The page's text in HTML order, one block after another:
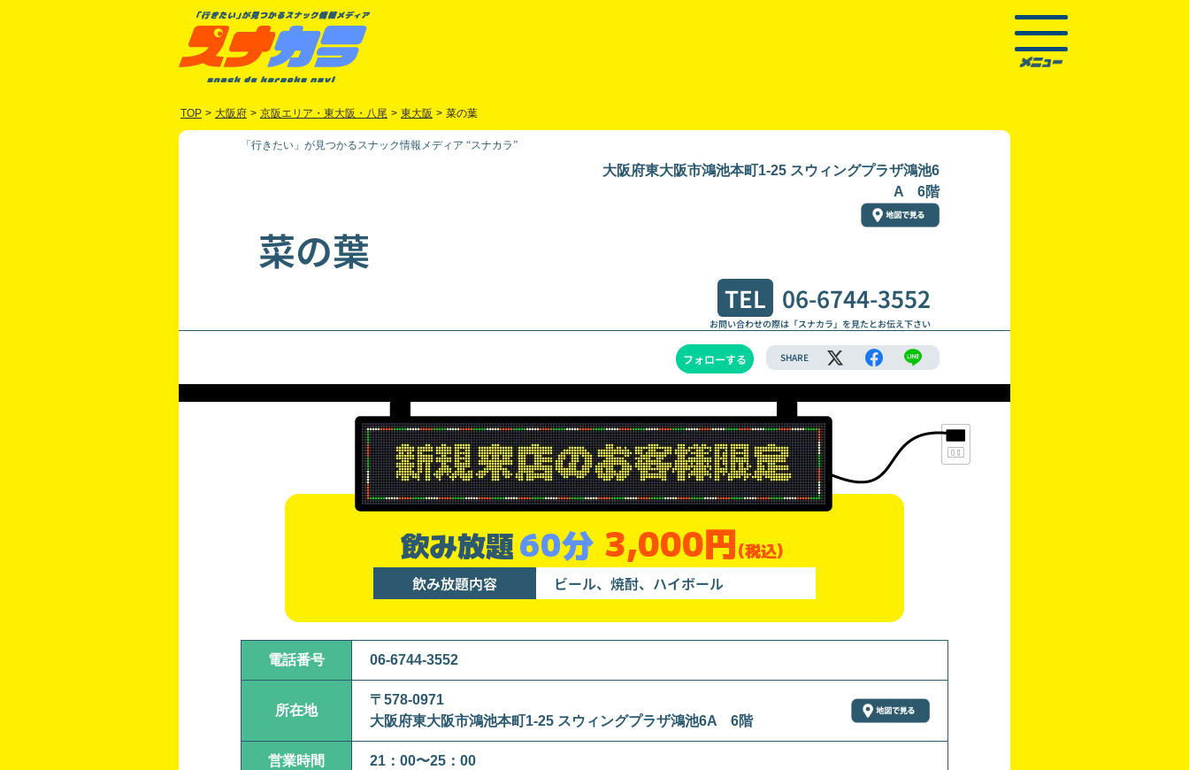
TOP > 大阪府 > 京阪エリア・東大阪・八尾 > 東大阪 > 菜の葉
「行きたい」が見つかるスナック情報メディア “スナカラ”
大阪府東大阪市鴻池本町1-25 スウィングプラザ鴻池6
A 6階
菜の葉
TEL 06-6744-3552
お問い合わせの際は「スナカラ」を見たとお伝え下さい
フォローする SHARE
飲み放題60分 3,000円(税込)
飲み放題内容 ビール、焼酎、ハイボール
電話番号 06-6744-3552
所在地
〒578-0971
大阪府東大阪市鴻池本町1-25 スウィングプラザ鴻池6A 6階
営業時間 21：00〜25：00